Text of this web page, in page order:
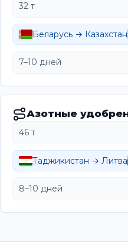
32 т
Беларусь → Казахстан
7–10 дней
Азотные
46 т
Таджикистан → Литва
8–10 дней